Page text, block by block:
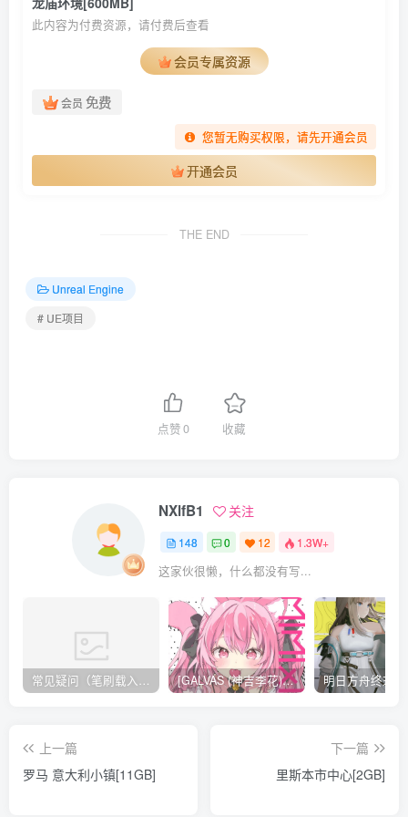
此内容为付费资源，请付费后查看
会员专属资源
会员 免费
您暂无购买权限，请先开通会员
开通会员
THE END
Unreal Engine
# UE项目
点赞0 收藏
NXlfB1 关注
148 0 12 1.3W+
这家伙很懒，什么都没有写...
常见疑问（笔刷载入方法，无法载入 / 解压不了 / 链接失效） [GALVAS (神吉李花)] MIMIPINK[12P][57MB]
上一篇
罗马 意大利小镇[11GB]
下一篇
里斯本市中心[2GB]